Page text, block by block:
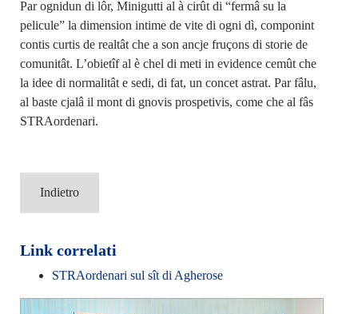
Par ognidun di lôr, Minigutti al à cirût di “fermâ su la
pelicule” la dimension intime de vite di ogni dì, componint
contis curtis de realtât che a son ancje fruçons di storie de
comunitât. L’obietîf al è chel di meti in evidence cemût che
la idee di normalitât e sedi, di fat, un concet astrat. Par fâlu,
al baste cjalâ il mont di gnovis prospetivis, come che al fâs
STRAordenari.
Indietro
Link correlati
STRAordenari sul sît di Agherose